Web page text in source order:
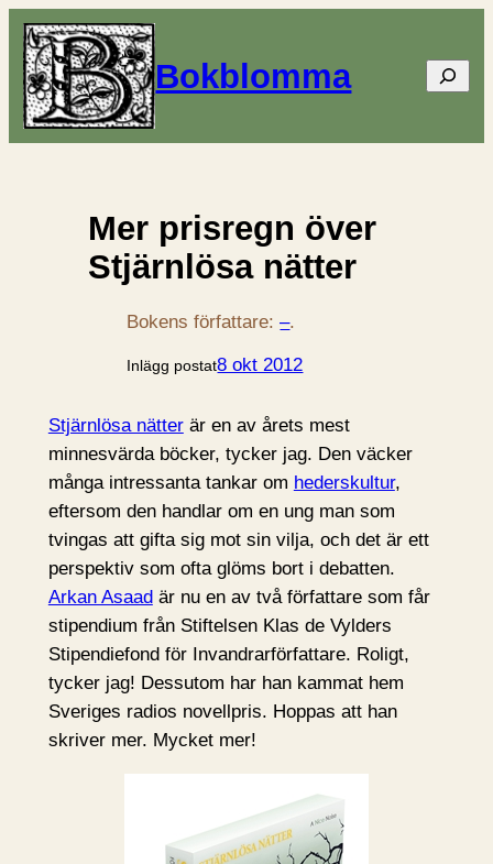
Bokblomma Sök
Mer prisregn över
Stjärnlösa nätter
Bokens författare:–.
Inlägg postat8 okt 2012
Stjärnlösa nätterär en av årets mest
minnesvärda böcker, tycker jag. Den väcker
många intressanta tankar om hederskultur,
eftersom den handlar om en ung man som
tvingas att gifta sig mot sin vilja, och det är ett
perspektiv som ofta glöms bort i debatten.
Arkan Asaadär nu en av två författare som får
stipendium från Stiftelsen Klas de Vylders
Stipendiefond för Invandrarförfattare. Roligt,
tycker jag! Dessutom har han kammat hem
Sveriges radios novellpris. Hoppas att han
skriver mer. Mycket mer!